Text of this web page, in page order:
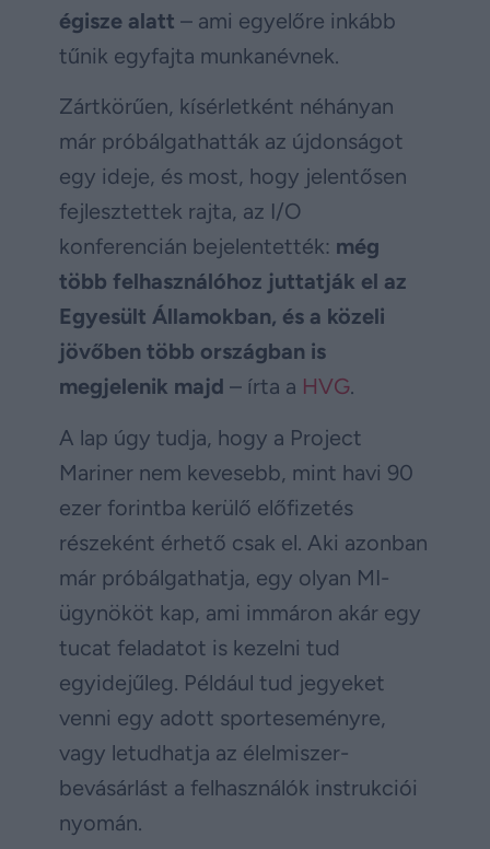
égisze alatt – ami egyelőre inkább
tűnik egyfajta munkanévnek.
Zártkörűen, kísérletként néhányan
már próbálgathatták az újdonságot
egy ideje, és most, hogy jelentősen
fejlesztettek rajta, az I/O
konferencián bejelentették: még
több felhasználóhoz juttatják el az
Egyesült Államokban, és a közeli
jövőben több országban is
megjelenik majd – írta a HVG.
A lap úgy tudja, hogy a Project
Mariner nem kevesebb, mint havi 90
ezer forintba kerülő előfizetés
részeként érhető csak el. Aki azonban
már próbálgathatja, egy olyan MI-
ügynököt kap, ami immáron akár egy
tucat feladatot is kezelni tud
egyidejűleg. Például tud jegyeket
venni egy adott sporteseményre,
vagy letudhatja az élelmiszer-
bevásárlást a felhasználók instrukciói
nyomán.